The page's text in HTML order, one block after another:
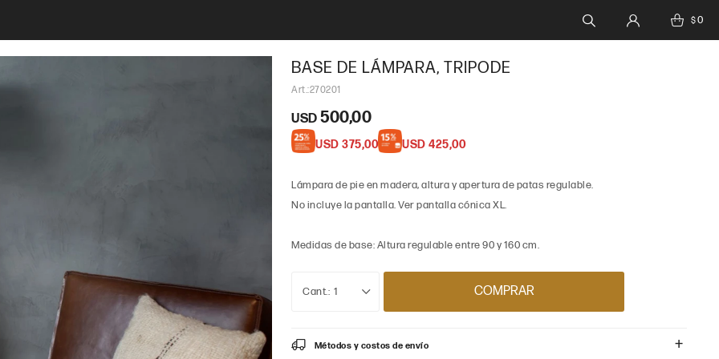
$0
BASE DE LÁMPARA, TRIPODE
270201
USD 500,00
USD 375,00 USD 425,00
Lámpara de pie en madera, altura y apertura de patas regulable.
No incluye la pantalla. Ver pantalla cónica XL.
Medidas de base: Altura regulable entre 90 y 160 cm.
1 COMPRAR
Métodos y costos de envío